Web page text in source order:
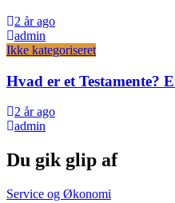
2 år ago
admin
Ikke kategoriseret
Hvad er et Testamente?
2 år ago
admin
Du gik glip af
Service og Økonomi